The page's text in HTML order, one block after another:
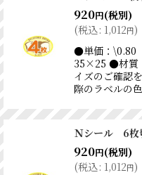
920円(税別)
(税込: 1,012円)
●単価：\0.80
35×25 ●材質
イズのご確認
際のラベルの
Ｎシール 6枚
920円(税別)
(税込: 1,012円)